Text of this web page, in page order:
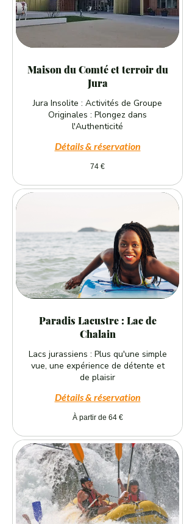
Maison du Comté et terroir du
Jura
Jura Insolite : Activités de Groupe
Originales : Plongez dans
l'Authenticité
Détails & réservation
74 €
Paradis Lacustre : Lac de
Chalain
Lacs jurassiens : Plus qu'une simple
vue, une expérience de détente et
de plaisir
Détails & réservation
64
euros
À partir de 64 €